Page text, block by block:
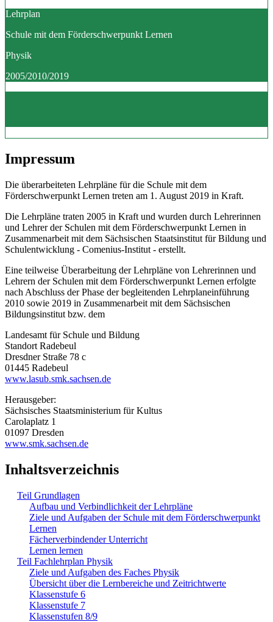
Lehrplan
Schule mit dem Förderschwerpunkt Lernen
Physik
2005/2010/2019
Impressum
Die überarbeiteten Lehrpläne für die Schule mit dem
Förderschwerpunkt Lernen treten am 1. August 2019 in Kraft.
Die Lehrpläne traten 2005 in Kraft und wurden durch Lehrerinnen
und Lehrer der Schulen mit dem Förderschwerpunkt Lernen in
Zusammenarbeit mit dem Sächsischen Staatsinstitut für Bildung und
Schulentwicklung - Comenius-Institut - erstellt.
Eine teilweise Überarbeitung der Lehrpläne von Lehrerinnen und
Lehrern der Schulen mit dem Förderschwerpunkt Lernen erfolgte
nach Abschluss der Phase der begleitenden Lehrplaneinführung
2010 sowie 2019 in Zusammenarbeit mit dem Sächsischen
Bildungsinstitut bzw. dem
Landesamt für Schule und Bildung
Standort Radebeul
Dresdner Straße 78 c
01445 Radebeul
www.lasub.smk.sachsen.de
Herausgeber:
Sächsisches Staatsministerium für Kultus
Carolaplatz 1
01097 Dresden
www.smk.sachsen.de
Inhaltsverzeichnis
Teil Grundlagen
Aufbau und Verbindlichkeit der Lehrpläne
Ziele und Aufgaben der Schule mit dem Förderschwerpunkt
Lernen
Fächerverbindender Unterricht
Lernen lernen
Teil Fachlehrplan Physik
Ziele und Aufgaben des Faches Physik
Übersicht über die Lernbereiche und Zeitrichtwerte
Klassenstufe 6
Klassenstufe 7
Klassenstufen 8/9